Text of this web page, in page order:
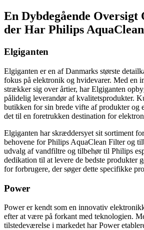
En Dybdegående
der Har Philips
Elgiganten
Elgiganten er en af Danmarks største
fokus på elektronik og hvidevarer. Med en
strækker sig over årtier, har Elgiganten
pålidelig leverandør af kvalitetsprodukter.
butikken for sin brede vifte af produkter og
det til en foretrukken destination for
Elgiganten har skræddersyet sit sortiment
behovene for Philips AquaClean Filter og
udvalg af vandfiltre og tilbehør til Philips
dedikation til at levere de bedste produkter
for forbrugere, der søger dette specifikke
Power
Power er kendt som en innovativ
efter at være på forkant med teknologien.
tilstedeværelse i markedet har Power